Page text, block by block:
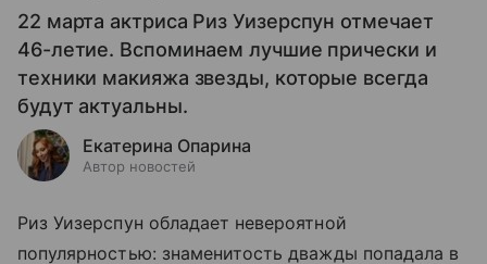
22 марта актриса Риз Уизерспун отмечает
46-летие. Вспоминаем лучшие прически и
техники макияжа звезды, которые всегда
будут актуальны.
Екатерина Опарина
Автор новостей
Риз Уизерспун обладает невероятной
популярностью: знаменитость дважды попадала в